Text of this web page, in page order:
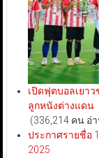
เปิดฟุตบอลเยา
ลูกหนังต่างแดน
(336,214 คน อ่
ประกาศรายชื่อ
2025